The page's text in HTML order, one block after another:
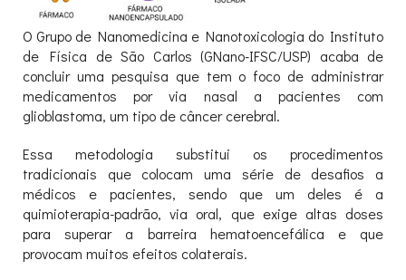
O Grupo de Nanomedicina e Nanotoxicologia do Instituto
de Física de São Carlos (GNano-IFSC/USP) acaba de
concluir uma pesquisa que tem o foco de administrar
medicamentos por via nasal a pacientes com
glioblastoma, um tipo de câncer cerebral.
Essa metodologia substitui os procedimentos
tradicionais que colocam uma série de desafios a
médicos e pacientes, sendo que um deles é a
quimioterapia-padrão, via oral, que exige altas doses
para superar a barreira hematoencefálica e que
provocam muitos efeitos colaterais.